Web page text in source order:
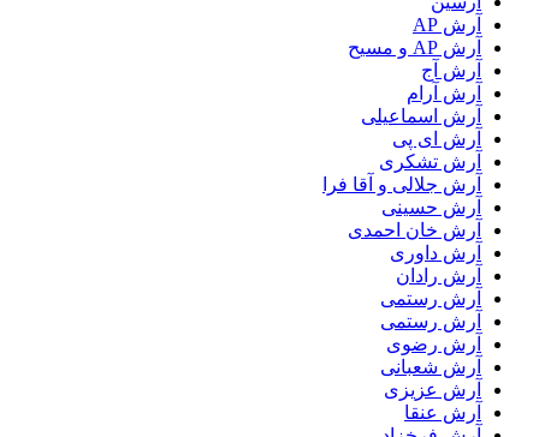
آرش AP
آرش AP و مسیح
آرش آج
آرش آرام
آرش اسماعیلی
آرش ای پی
آرش تشکری
آرش جلالی و آقا فرا
آرش حسینی
آرش خان احمدی
آرش داوری
آرش رادان
آرش رستمى
آرش رستمی
آرش رضوی
آرش شعبانی
آرش عزیزی
آرش عنقا